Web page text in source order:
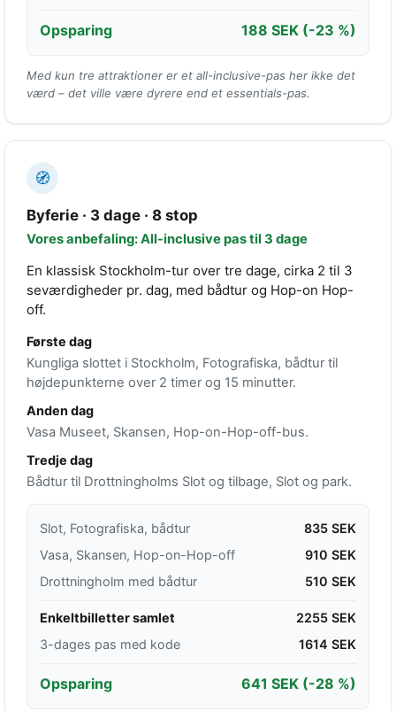
Opsparing 188 SEK (-23 %)
Med kun tre attraktioner er et all-inclusive-pas her ikke det
værd – det ville være dyrere end et essentials-pas.
🧭
Byferie · 3 dage · 8 stop
Vores anbefaling: All-inclusive pas til 3 dage
En klassisk Stockholm-tur over tre dage, cirka 2 til 3
seværdigheder pr. dag, med bådtur og Hop-on Hop-
off.
Første dag
Kungliga slottet i Stockholm, Fotografiska, bådtur til
højdepunkterne over 2 timer og 15 minutter.
Anden dag
Vasa Museet, Skansen, Hop-on-Hop-off-bus.
Tredje dag
Bådtur til Drottningholms Slot og tilbage, Slot og park.
Slot, Fotografiska, bådtur
835 SEK
Vasa, Skansen, Hop-on-Hop-off
910 SEK
Drottningholm med bådtur
510 SEK
Enkeltbilletter samlet
2255 SEK
3-dages pas med kode
1614 SEK
Opsparing 641 SEK (-28 %)